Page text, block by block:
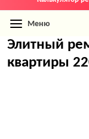
Меню
Элитный
квартиры